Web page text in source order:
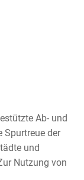
Ab- und
Spurtreue der
und
Nutzung von